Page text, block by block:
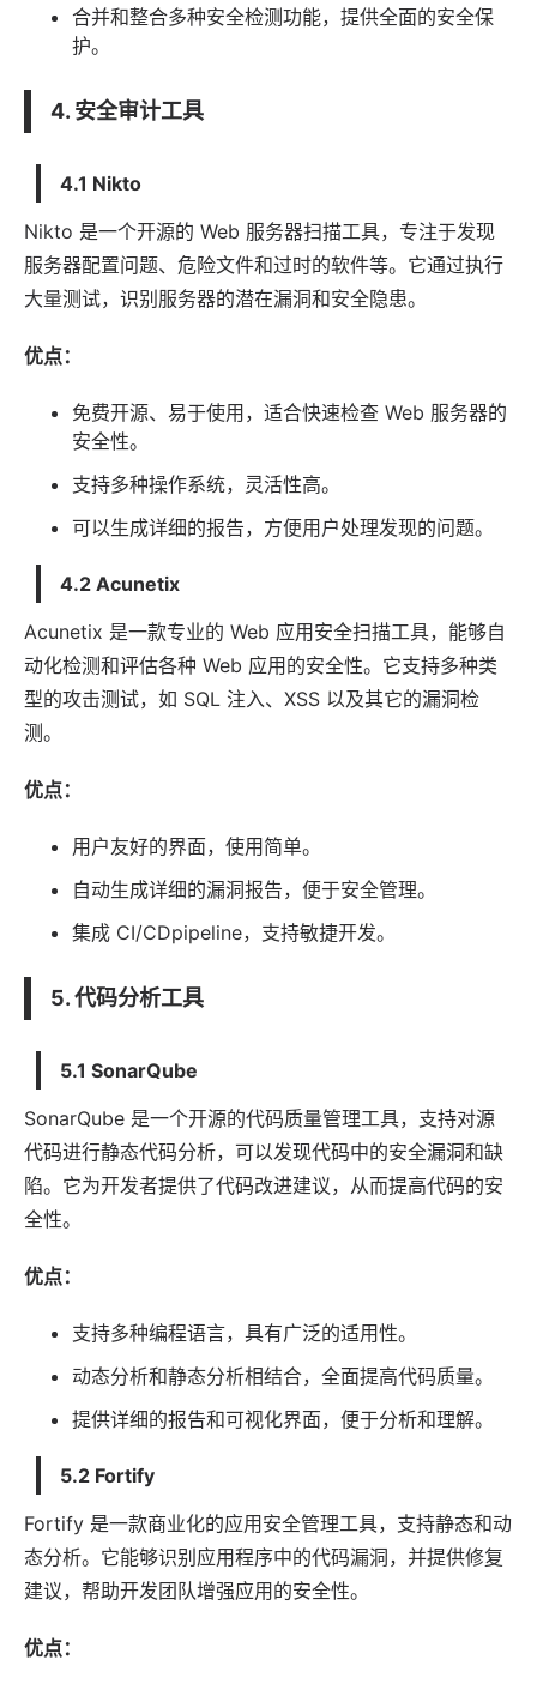
合并和整合多种安全检测功能，提供全面的安全保
护。
4. 安全审计工具
4.1 Nikto
Nikto 是一个开源的 Web 服务器扫描工具，专注于发现
服务器配置问题、危险文件和过时的软件等。它通过执行
大量测试，识别服务器的潜在漏洞和安全隐患。
优点：
免费开源、易于使用，适合快速检查 Web 服务器的
安全性。
支持多种操作系统，灵活性高。
可以生成详细的报告，方便用户处理发现的问题。
4.2 Acunetix
Acunetix 是一款专业的 Web 应用安全扫描工具，能够自
动化检测和评估各种 Web 应用的安全性。它支持多种类
型的攻击测试，如 SQL 注入、XSS 以及其它的漏洞检
测。
优点：
用户友好的界面，使用简单。
自动生成详细的漏洞报告，便于安全管理。
集成 CI/CDpipeline，支持敏捷开发。
5. 代码分析工具
5.1 SonarQube
SonarQube 是一个开源的代码质量管理工具，支持对源
代码进行静态代码分析，可以发现代码中的安全漏洞和缺
陷。它为开发者提供了代码改进建议，从而提高代码的安
全性。
优点：
支持多种编程语言，具有广泛的适用性。
动态分析和静态分析相结合，全面提高代码质量。
提供详细的报告和可视化界面，便于分析和理解。
5.2 Fortify
Fortify 是一款商业化的应用安全管理工具，支持静态和动
态分析。它能够识别应用程序中的代码漏洞，并提供修复
建议，帮助开发团队增强应用的安全性。
优点：